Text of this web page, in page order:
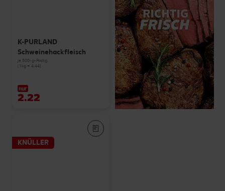
K-PURLAND
Schweinehackfleisch
je 500-g-Packg.
(1 kg = 4.44)
nur
2.22
KNÜLLER